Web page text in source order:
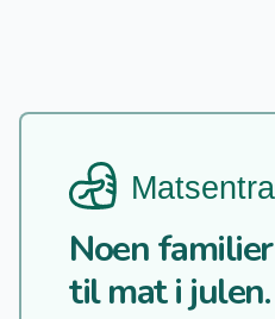
Noen
til mat i julen.